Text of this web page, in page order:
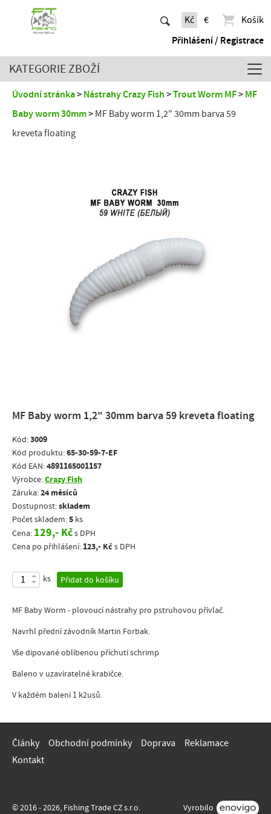
Kč €
Košík
Přihlášení / Registrace
KATEGORIE ZBOŽÍ
Úvodní stránka Nástrahy Crazy Fish Trout Worm MF
MF
Baby worm 30mm
MF Baby worm 1,2" 30mm barva 59
kreveta floating
MF Baby worm 1,2" 30mm barva 59 kreveta floating
Kód:3009
Kód produktu:65-30-59-7-EF
Kód EAN:4891165001157
Výrobce:Crazy Fish
Záruka:24 měsíců
Dostupnost:skladem
Počet skladem:5 ks
Cena: 129,- Kčs DPH
Cena po přihlášení: 123,- Kč s DPH
ks Přidat do košíku
MF Baby Worm - plovoucí nástrahy pro pstruhovou přívlač.
Navrhl přední závodník Martin Forbak.
Vše dipované oblíbenou příchutí schrimp
Baleno v uzavíratelné krabičce.
V každém balení 1 k2usů.
Články Obchodní podmínky Doprava
Reklamace
Kontakt
© 2016 - 2026, Fishing Trade CZ s.r.o. Vyrobilo